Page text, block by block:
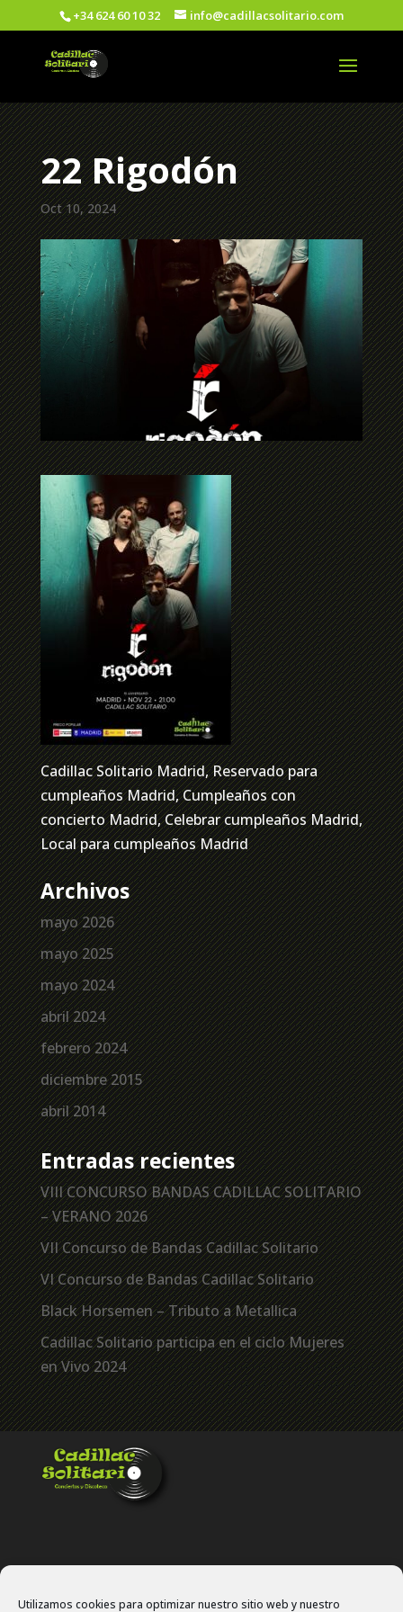
Utilizamos cookies para optimizar nuestro sitio web y nuestro
+34 624 60 10 32 info@cadillacsolitario.com
22 Rigodón
Oct 10, 2024
Cadillac Solitario Madrid, Reservado para
cumpleaños Madrid, Cumpleaños con
concierto Madrid, Celebrar cumpleaños Madrid,
Local para cumpleaños Madrid
Archivos
mayo 2026
mayo 2025
mayo 2024
abril 2024
febrero 2024
diciembre 2015
abril 2014
Entradas recientes
VIII CONCURSO BANDAS CADILLAC SOLITARIO
– VERANO 2026
VII Concurso de Bandas Cadillac Solitario
VI Concurso de Bandas Cadillac Solitario
Black Horsemen – Tributo a Metallica
Cadillac Solitario participa en el ciclo Mujeres
en Vivo 2024